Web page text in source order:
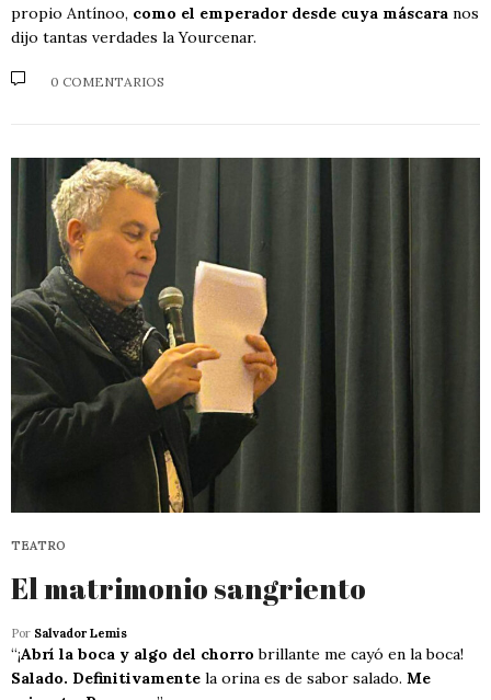
propio Antínoo, como el emperador desde cuya máscara nos
dijo tantas verdades la Yourcenar.
0 COMENTARIOS
TEATRO
El matrimonio sangriento
Por Salvador Lemis
“¡Abrí la boca y algo del chorro brillante me cayó en la boca!
Salado. Definitivamente la orina es de sabor salado. Me